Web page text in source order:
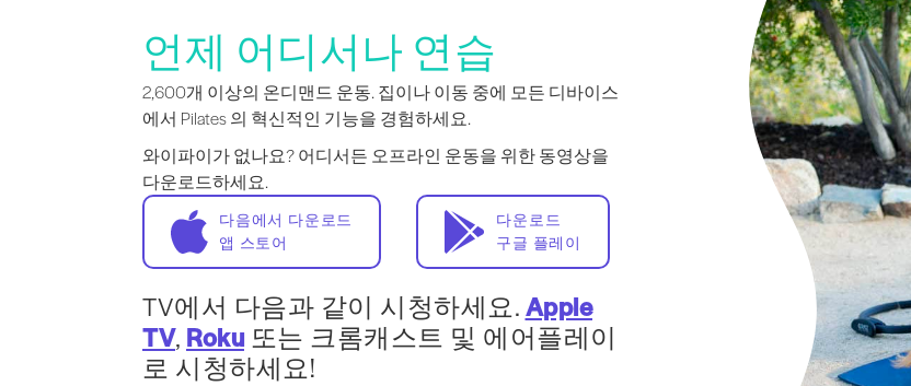
언제 어디서나 연습
2,600개 이상의 온디맨드 운동. 집이나 이동 중에 모든 디바이스
에서 Pilates 의 혁신적인 기능을 경험하세요.
와이파이가 없나요? 어디서든 오프라인 운동을 위한 동영상을
다운로드하세요.
다음에서 다운로드
앱 스토어
다운로드
구글 플레이
TV에서 다음과 같이 시청하세요.Apple
TV, Roku 또는 크롬캐스트 및 에어플레이
로 시청하세요!